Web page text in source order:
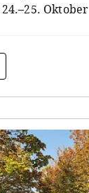
Oktober